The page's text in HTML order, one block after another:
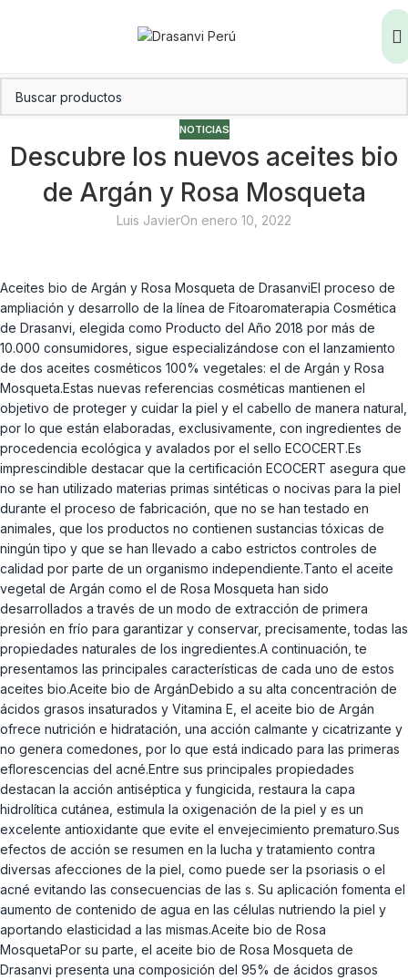
NOTICIAS
Descubre los nuevos aceites bio
de Argán y Rosa Mosqueta
Luis JavierOn enero 10, 2022
Aceites bio de Argán y Rosa Mosqueta de DrasanviEl proceso de
ampliación y desarrollo de la línea de Fitoaromaterapia Cosmética
de Drasanvi, elegida como Producto del Año 2018 por más de
10.000 consumidores, sigue especializándose con el lanzamiento
de dos aceites cosméticos 100% vegetales: el de Argán y Rosa
Mosqueta.Estas nuevas referencias cosméticas mantienen el
objetivo de proteger y cuidar la piel y el cabello de manera natural,
por lo que están elaboradas, exclusivamente, con ingredientes de
procedencia ecológica y avalados por el sello ECOCERT.Es
imprescindible destacar que la certificación ECOCERT asegura que
no se han utilizado materias primas sintéticas o nocivas para la piel
durante el proceso de fabricación, que no se han testado en
animales, que los productos no contienen sustancias tóxicas de
ningún tipo y que se han llevado a cabo estrictos controles de
calidad por parte de un organismo independiente.Tanto el aceite
vegetal de Argán como el de Rosa Mosqueta han sido
desarrollados a través de un modo de extracción de primera
presión en frío para garantizar y conservar, precisamente, todas las
propiedades naturales de los ingredientes.A continuación, te
presentamos las principales características de cada uno de estos
aceites bio.Aceite bio de ArgánDebido a su alta concentración de
ácidos grasos insaturados y Vitamina E, el aceite bio de Argán
ofrece nutrición e hidratación, una acción calmante y cicatrizante y
no genera comedones, por lo que está indicado para las primeras
eflorescencias del acné.Entre sus principales propiedades
destacan la acción antiséptica y fungicida, restaura la capa
hidrolítica cutánea, estimula la oxigenación de la piel y es un
excelente antioxidante que evite el envejecimiento prematuro.Sus
efectos de acción se resumen en la lucha y tratamiento contra
diversas afecciones de la piel, como puede ser la psoriasis o el
acné evitando las consecuencias de las s. Su aplicación fomenta el
aumento de contenido de agua en las células nutriendo la piel y
aportando elasticidad a las mismas.Aceite bio de Rosa
MosquetaPor su parte, el aceite bio de Rosa Mosqueta de
Drasanvi presenta una composición del 95% de ácidos grasos